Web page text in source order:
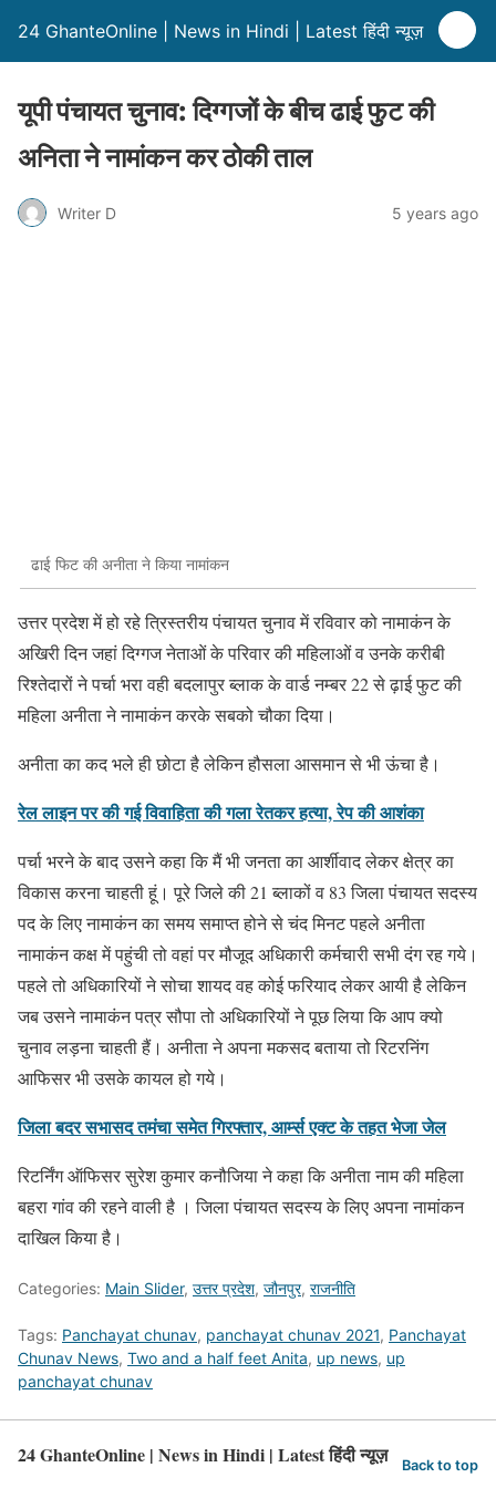
24 GhanteOnline | News in Hindi | Latest हिंदी न्यूज़
यूपी पंचायत चुनाव: दिग्गजों के बीच ढाई फुट की
अनिता ने नामांकन कर ठोकी ताल
Writer D 5 years ago
ढाई फिट की अनीता ने किया नामांकन
उत्तर प्रदेश में हो रहे त्रिस्तरीय पंचायत चुनाव में रविवार को नामाकंन के
अखिरी दिन जहां दिग्गज नेताओं के परिवार की महिलाओं व उनके करीबी
रिश्तेदारों ने पर्चा भरा वही बदलापुर ब्लाक के वार्ड नम्बर 22 से ढ़ाई फुट की
महिला अनीता ने नामाकंन करके सबको चौका दिया।
अनीता का कद भले ही छोटा है लेकिन हौसला आसमान से भी ऊंचा है।
रेल लाइन पर की गई विवाहिता की गला रेतकर हत्या, रेप की आशंका
पर्चा भरने के बाद उसने कहा कि मैं भी जनता का आर्शीवाद लेकर क्षेत्र का
विकास करना चाहती हूं। पूरे जिले की 21 ब्लाकों व 83 जिला पंचायत सदस्य
पद के लिए नामाकंन का समय समाप्त होने से चंद मिनट पहले अनीता
नामाकंन कक्ष में पहुंची तो वहां पर मौजूद अधिकारी कर्मचारी सभी दंग रह गये।
पहले तो अधिकारियों ने सोचा शायद वह कोई फरियाद लेकर आयी है लेकिन
जब उसने नामाकंन पत्र सौपा तो अधिकारियों ने पूछ लिया कि आप क्यो
चुनाव लड़ना चाहती हैं। अनीता ने अपना मकसद बताया तो रिटरनिंग
आफिसर भी उसके कायल हो गये।
जिला बदर सभासद तमंचा समेत गिरफ्तार, आर्म्स एक्ट के तहत भेजा जेल
रिटर्निंग ऑफिसर सुरेश कुमार कनौजिया ने कहा कि अनीता नाम की महिला
बहरा गांव की रहने वाली है । जिला पंचायत सदस्य के लिए अपना नामांकन
दाखिल किया है।
Categories: Main Slider, उत्तर प्रदेश, जौनपुर, राजनीति
Tags: Panchayat chunav, panchayat chunav 2021, Panchayat
Chunav News, Two and a half feet Anita, up news, up
panchayat chunav
24 GhanteOnline | News in Hindi | Latest हिंदी न्यूज़ Back to top